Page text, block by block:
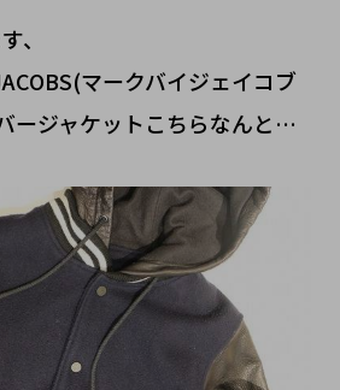
、
マークバイジェイコブ
ージャケットこちらなんと…